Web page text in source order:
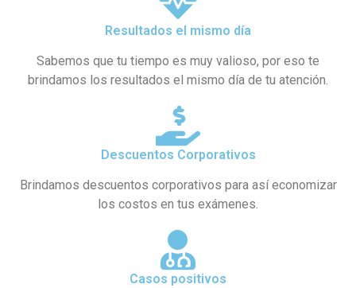
Resultados el mismo día
Sabemos que tu tiempo es muy valioso, por eso te
brindamos los resultados el mismo día de tu atención.
Descuentos Corporativos
Brindamos descuentos corporativos para así economizar
los costos en tus exámenes.
Casos positivos